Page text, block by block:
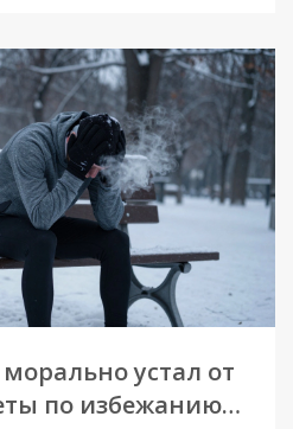
устал от
по избежанию